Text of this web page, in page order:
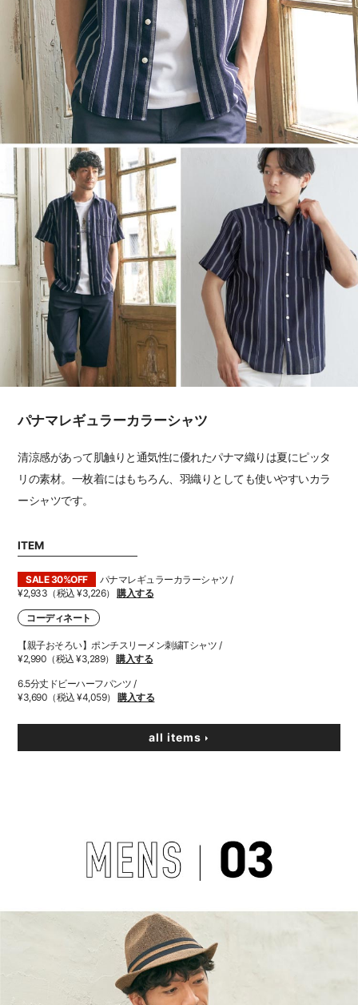
パナマレギュラーカラーシャツ
清涼感があって肌触りと通気性に優れたパナマ織りは夏にピッタ
リの素材。一枚着にはもちろん、羽織りとしても使いやすいカラ
ーシャツです。
ITEM
SALE 30%OFF
パナマレギュラーカラーシャツ /
¥2,933（税込 ¥3,226）購入する
コーディネート
【親子おそろい】ポンチスリーメン刺繍Tシャツ /
¥2,990（税込 ¥3,289）購入する
6.5分丈ドビーハーフパンツ /
¥3,690（税込 ¥4,059）購入する
all items